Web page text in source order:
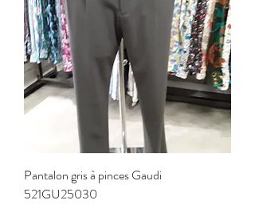
Pantalon gris à pinces Gaudi
521GU25030